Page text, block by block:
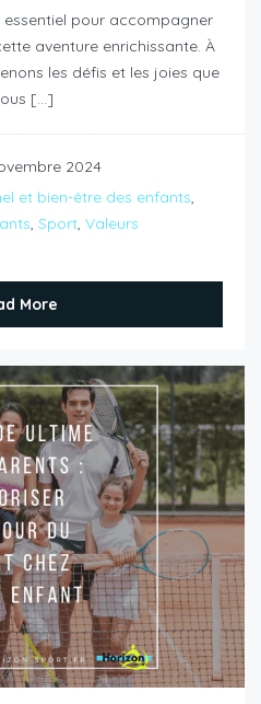
pour accompagner
aventure enrichissante. À
les défis et les joies que
[…]
2024
et bien-être des enfants,
, Sport, Valeurs
More